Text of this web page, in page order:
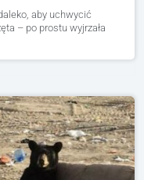
aby uchwycić
– po prostu wyjrzała